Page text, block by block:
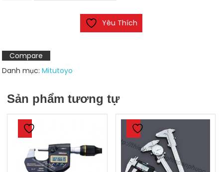
MDE
-
25
số
lượng
Yêu Thích
Compare
Danh mục:Mitutoyo
Sản phẩm tương tự